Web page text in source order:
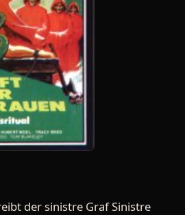
der sinistre Graf Sinistre